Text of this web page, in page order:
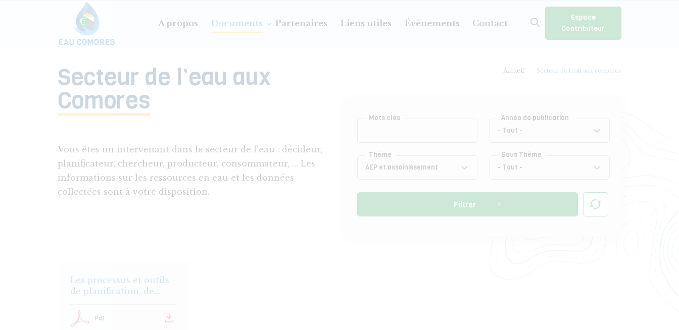
Aller au contenu principal
A propos
Documents Partenaires Liens utiles Évènements Contact
Espace
Contributeur
Secteur de l’eau aux
Comores
Vous êtes un intervenant dans le secteur de l'eau : décideur,
planificateur, chercheur, producteur, consommateur, ... Les
informations sur les ressources en eau et les données
collectées sont à votre disposition.
Accueil Secteur de l'eau aux comores
Mots clés Année de publication
Thème Sous Thème
Les processus et outils
de planification, de
d’exploitation de l’eau
et d’une structure de
Pdf